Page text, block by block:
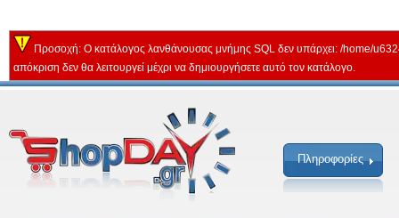
Προσοχή: Ο κατάλογος λανθάνουσας μνήμης SQL δεν υπάρχει: /home/
απόκριση δεν θα λειτουργεί μέχρι να δημιουργήσετε αυτό τον κατάλογο.
Πληροφορίες